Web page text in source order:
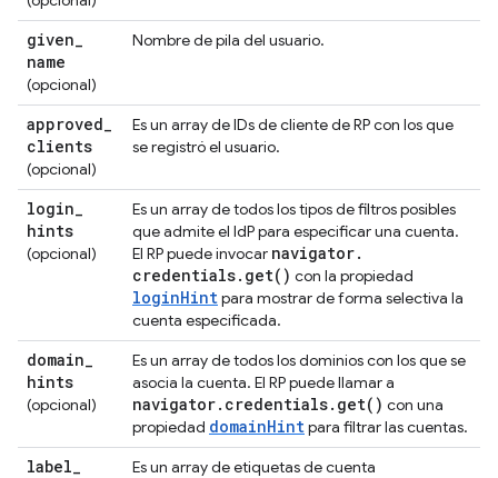
given_
name
(opcional)
Nombre de pila del usuario.
approved_
clients
(opcional)
Es un array de IDs de cliente de RP con los que
se registró el usuario.
login_
hints
(opcional)
Es un array de todos los tipos de filtros posibles
que admite el IdP para especificar una cuenta.
El RP puede invocar navigator.
credentials. get( ) con la propiedad
loginHintpara mostrar de forma selectiva la
cuenta especificada.
domain_
hints
(opcional)
Es un array de todos los dominios con los que se
asocia la cuenta. El RP puede llamar a
navigator. credentials. get( ) con una
propiedad domainHintpara filtrar las cuentas.
label_
Es un array de etiquetas de cuenta